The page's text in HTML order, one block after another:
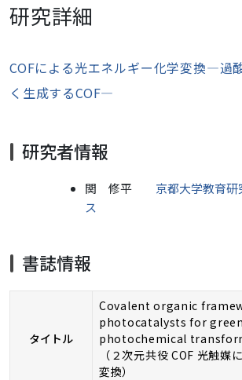
研究詳細
COFによる光エネルギー化学変換―過
く生成するCOF―
研究者情報
関 修平 京都大学教育
ス
書誌情報
タイトル
Covalent organic
photocatalysts for
photochemical
（２次元共役 COF 光触媒
変換）